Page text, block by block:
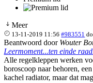
Meer
13-11-2019 11:56 #983551
Beantwoord door Wouter
Leermoment...ten einde
Alle regelkleppen werken
boroscoop naar behoren,
kachel radiator, maar dat